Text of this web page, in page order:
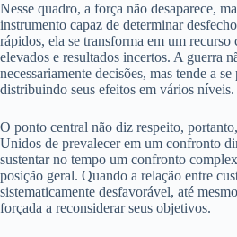
Nesse quadro, a força não desaparece,
instrumento capaz de determinar
rápidos, ela se transforma em um recurso
elevados e resultados incertos. A guerra
necessariamente decisões, mas tende a
distribuindo seus efeitos em vários níveis.
O ponto central não diz respeito,
Unidos de prevalecer em um confronto
sustentar no tempo um confronto
posição geral. Quando a relação entre
sistematicamente desfavorável, até
forçada a reconsiderar seus objetivos.